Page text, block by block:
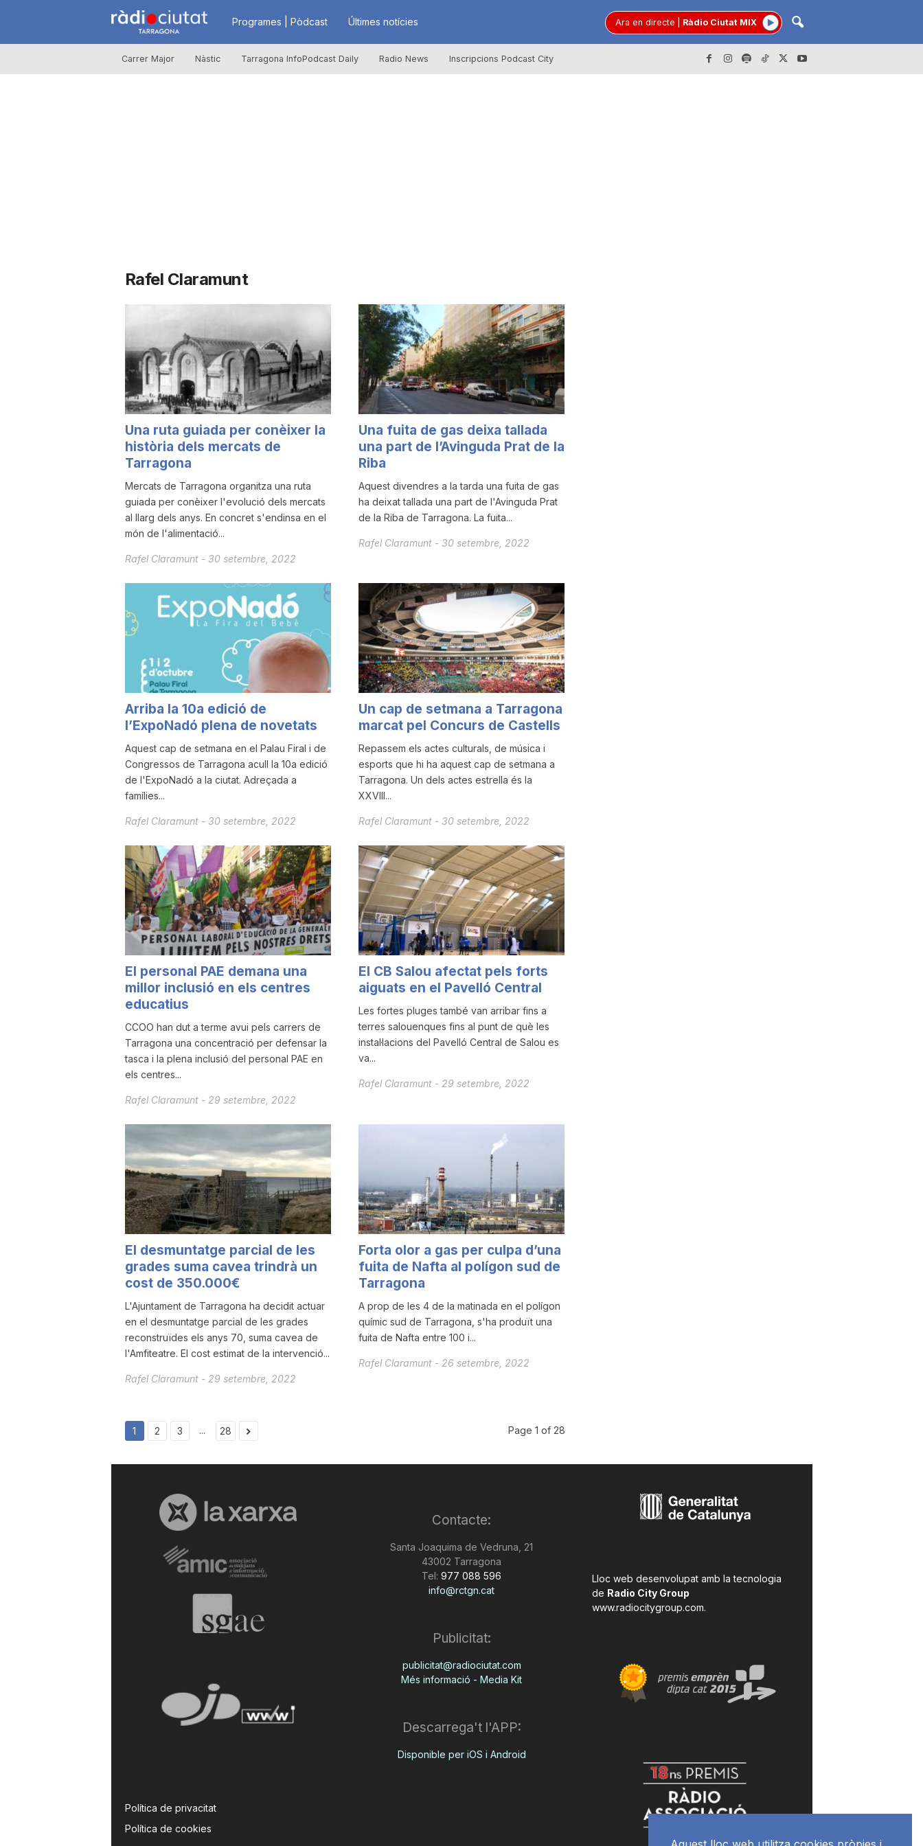
R
à
i
t
a
d
r
a
o
n
a
Programes | Pòdcast Últimes notícies Ara en directe Ràdio Ciutat MIX
Carrer Major Nàstic Tarragona InfoPodcast Daily Radio News Inscripcions Podcast City
Rafel Claramunt
Una ruta guiada per conèixer la
història dels mercats de
Tarragona
Mercats de Tarragona organitza una ruta
guiada per conèixer l'evolució dels mercats
al llarg dels anys. En concret s'endinsa en el
món de l'alimentació...
Rafel Claramunt - 30 setembre, 2022
Una fuita de gas deixa tallada
una part de l’Avinguda Prat de la
Riba
Aquest divendres a la tarda una fuita de gas
ha deixat tallada una part de l'Avinguda Prat
de la Riba de Tarragona. La fuita...
Rafel Claramunt - 30 setembre, 2022
Arriba la 10a edició de
l’ExpoNadó plena de novetats
Aquest cap de setmana en el Palau Firal i de
Congressos de Tarragona acull la 10a edició
de l'ExpoNadó a la ciutat. Adreçada a
famílies...
Rafel Claramunt - 30 setembre, 2022
Un cap de setmana a Tarragona
marcat pel Concurs de Castells
Repassem els actes culturals, de música i
esports que hi ha aquest cap de setmana a
Tarragona. Un dels actes estrella és la
XXVIII...
Rafel Claramunt - 30 setembre, 2022
El personal PAE demana una
millor inclusió en els centres
educatius
CCOO han dut a terme avui pels carrers de
Tarragona una concentració per defensar la
tasca i la plena inclusió del personal PAE en
els centres...
Rafel Claramunt - 29 setembre, 2022
El CB Salou afectat pels forts
aiguats en el Pavelló Central
Les fortes pluges també van arribar fins a
terres salouenques fins al punt de què les
instal·lacions del Pavelló Central de Salou es
va...
Rafel Claramunt - 29 setembre, 2022
El desmuntatge parcial de les
grades suma cavea trindrà un
cost de 350.000€
L'Ajuntament de Tarragona ha decidit actuar
en el desmuntatge parcial de les grades
reconstruïdes els anys 70, suma cavea de
l'Amfiteatre. El cost estimat de la intervenció...
Rafel Claramunt - 29 setembre, 2022
Forta olor a gas per culpa d’una
fuita de Nafta al polígon sud de
Tarragona
A prop de les 4 de la matinada en el polígon
químic sud de Tarragona, s'ha produït una
fuita de Nafta entre 100 i...
Rafel Claramunt - 26 setembre, 2022
1 2 3 ... 28 Page 1 of 28
Política de privacitat
Política de cookies
Contacte:
Santa Joaquima de Vedruna, 21
43002 Tarragona
Tel: 977 088 596
info@rctgn.cat
Publicitat:
publicitat@radiociutat.com
Més informació - Media Kit
Descarrega't l'APP:
Disponible per iOS i Android
Lloc web desenvolupat amb la tecnologia
de Radio City Group
www.radiocitygroup.com.